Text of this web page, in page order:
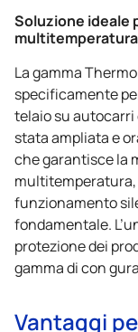
Soluzione ideale
La gamma
specificamente
telaio su autocarri
stata ampliata e
che garantisce la
multitemperatura,
funzionamento
fondamentale.
protezione dei
gamma di con
Vantaggi